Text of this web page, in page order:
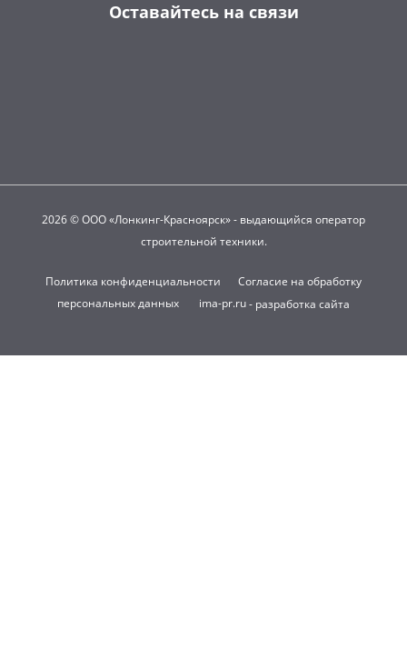
Оставайтесь на связи
2026 © ООО «Лонкинг-Красноярск» - выдающийся оператор
строительной техники.
Политика конфиденциальности
Согласие на обработку
персональных данных
ima-pr.ru- разработка сайта